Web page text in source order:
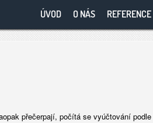
ÚVOD O NÁS REFERENCE
přečerpají, počítá se vyúčtování